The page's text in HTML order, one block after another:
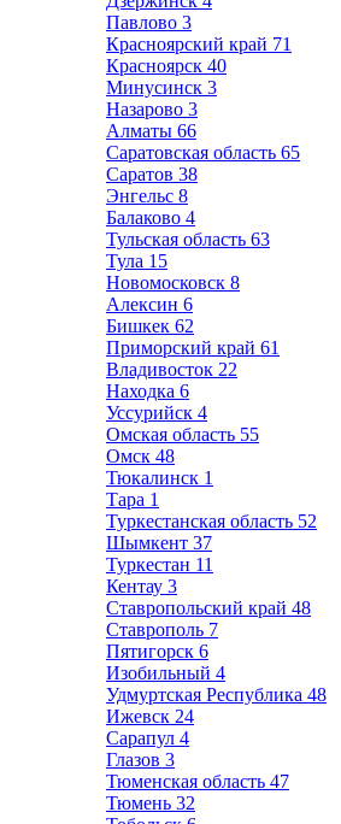
Павлово 3
Красноярский край 71
Красноярск 40
Минусинск 3
Назарово 3
Алматы 66
Саратовская область 65
Саратов 38
Энгельс 8
Балаково 4
Тульская область 63
Тула 15
Новомосковск 8
Алексин 6
Бишкек 62
Приморский край 61
Владивосток 22
Находка 6
Уссурийск 4
Омская область 55
Омск 48
Тюкалинск 1
Тара 1
Туркестанская область 52
Шымкент 37
Туркестан 11
Кентау 3
Ставропольский край 48
Ставрополь 7
Пятигорск 6
Изобильный 4
Удмуртская Республика 48
Ижевск 24
Сарапул 4
Глазов 3
Тюменская область 47
Тюмень 32